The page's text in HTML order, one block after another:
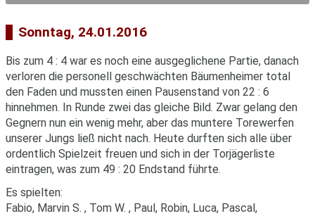
Sonntag, 24.01.2016
Bis zum 4 : 4 war es noch eine ausgeglichene Partie, danach
verloren die personell geschwächten Bäumenheimer total
den Faden und mussten einen Pausenstand von 22 : 6
hinnehmen. In Runde zwei das gleiche Bild. Zwar gelang den
Gegnern nun ein wenig mehr, aber das muntere Torewerfen
unserer Jungs ließ nicht nach. Heute durften sich alle über
ordentlich Spielzeit freuen und sich in der Torjägerliste
eintragen, was zum 49 : 20 Endstand führte.
Es spielten:
Fabio, Marvin S. , Tom W. , Paul, Robin, Luca, Pascal,